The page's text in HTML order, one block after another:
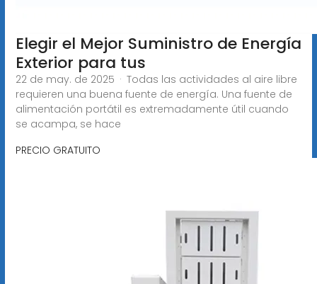
Elegir el Mejor Suministro de Energía
Exterior para tus
22 de may. de 2025 · Todas las actividades al aire libre
requieren una buena fuente de energía. Una fuente de
alimentación portátil es extremadamente útil cuando
se acampa, se hace
PRECIO GRATUITO